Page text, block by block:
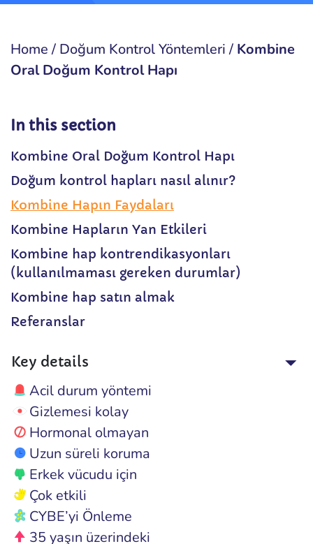
Home/ Doğum Kontrol Yöntemleri/ Kombine
Oral Doğum Kontrol Hapı
In this section
Kombine Oral Doğum Kontrol Hapı
Doğum kontrol hapları nasıl alınır?
Kombine Hapın Faydaları
Kombine Hapların Yan Etkileri
Kombine hap kontrendikasyonları
(kullanılmaması gereken durumlar)
Kombine hap satın almak
Referanslar
Key details
Acil durum yöntemi
Gizlemesi kolay
Hormonal olmayan
Uzun süreli koruma
Erkek vücudu için
Çok etkili
CYBE’yi Önleme
35 yaşın üzerindeki